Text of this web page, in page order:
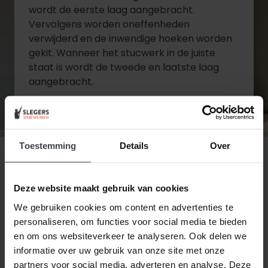
Toestemming Details Over
Deze website maakt gebruik van cookies
We gebruiken cookies om content en advertenties te
personaliseren, om functies voor social media te bieden
en om ons websiteverkeer te analyseren. Ook delen we
informatie over uw gebruik van onze site met onze
partners voor social media, adverteren en analyse. Deze
wordt de eerste laag aangebracht.
Vervolgens worden oneffenheden
verwijderd en de inwendige hoeken worden
gekit. Wanneer het stucwerk in de juiste
staat is wordt de tweede en laatste laag
aangebracht.
Contact opnemen
Diensten bekijken